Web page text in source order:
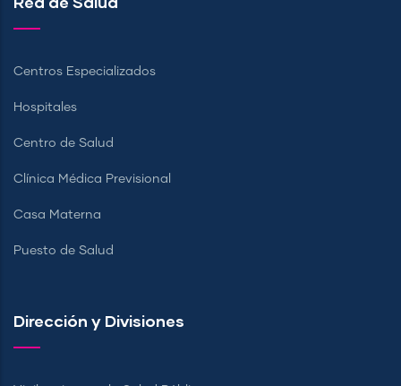
Centros Especializados
Hospitales
Centro de Salud
Clínica Médica Previsional
Casa Materna
Puesto de Salud
Dirección y Divisiones